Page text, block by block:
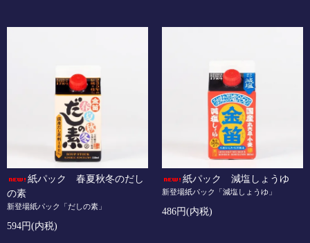
紙パック 春夏秋冬のだし
の素
新登場紙パック「だしの素」
594円(内税)
紙パック 減塩しょうゆ
新登場紙パック「減塩しょうゆ」
486円(内税)